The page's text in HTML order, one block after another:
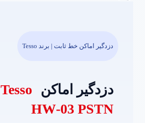
دزدگیر اماکن خط ثابت | برند Tesso
دزدگیر اماکن
Tesso
HW‑03 PSTN